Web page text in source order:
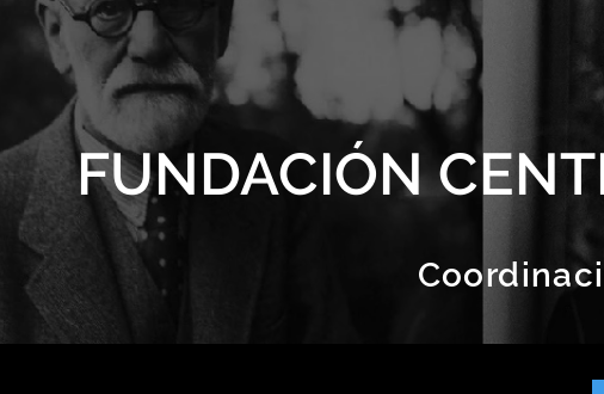
FUNDACIÓN